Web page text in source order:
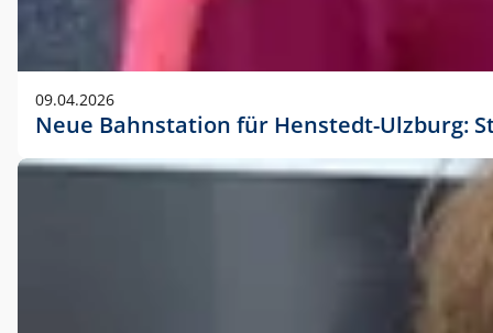
09.04.2026
Neue Bahnstation für Henstedt-Ulzburg: